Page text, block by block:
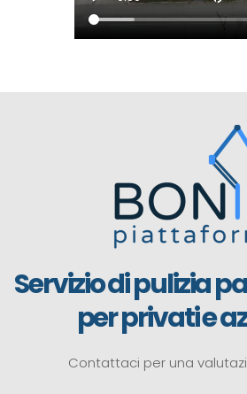
Servizio di pulizia
per privati e
Contattaci per una